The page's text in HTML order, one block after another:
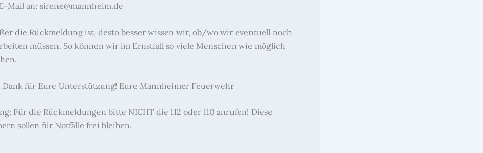
Mail an: sirene@mannheim.de
die Rückmeldung ist, desto besser wissen wir, ob/wo wir eventuell noch
müssen. So können wir im Ernstfall so viele Menschen wie möglich
Dank für Eure Unterstützung! Eure Mannheimer Feuerwehr
Für die Rückmeldungen bitte NICHT die 112 oder 110 anrufen! Diese
sollen für Notfälle frei bleiben.